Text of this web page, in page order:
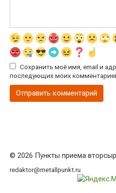
Сохранить моё имя, email и
последующих моих
© 2026 Пункты приема
redaktor@metallpunkt.ru